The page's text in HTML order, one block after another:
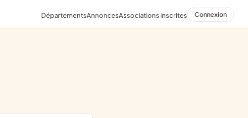
DépartementsAnnoncesAssociations inscrites Connexion